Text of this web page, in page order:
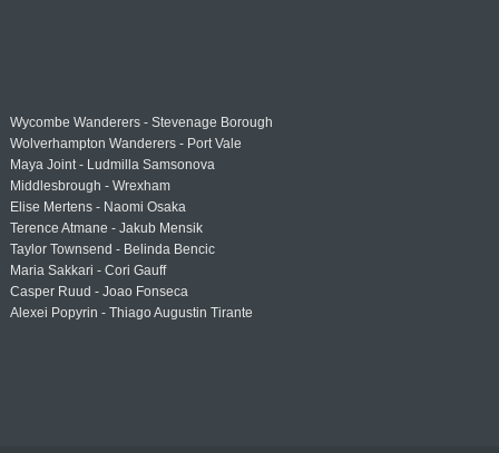
Wycombe Wanderers - Stevenage Borough
Wolverhampton Wanderers - Port Vale
Maya Joint - Ludmilla Samsonova
Middlesbrough - Wrexham
Elise Mertens - Naomi Osaka
Terence Atmane - Jakub Mensik
Taylor Townsend - Belinda Bencic
Maria Sakkari - Cori Gauff
Casper Ruud - Joao Fonseca
Alexei Popyrin - Thiago Augustin Tirante